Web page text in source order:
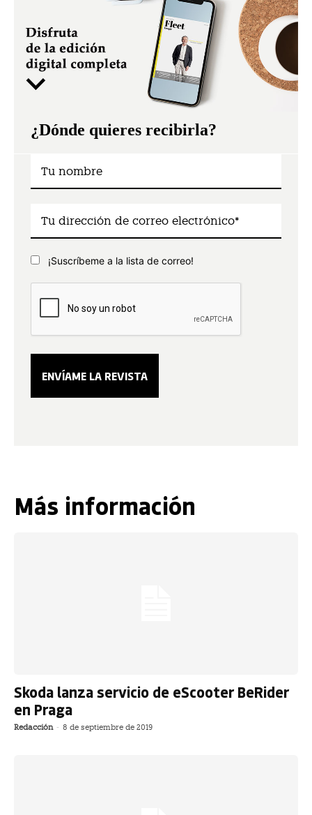
¿Dónde quieres recibirla?
¡Suscríbeme a la lista de correo!
Más información
Skoda lanza servicio de eScooter BeRider
en Praga
Redacción - 8 de septiembre de 2019